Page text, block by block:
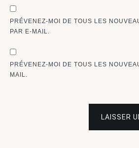
PRÉVENEZ-MOI DE TOUS LES
PAR E-MAIL.
PRÉVENEZ-MOI DE TOUS LES
MAIL.
LAISSER